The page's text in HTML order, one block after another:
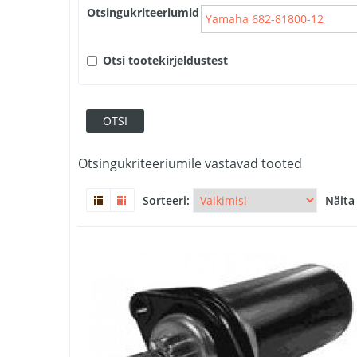
Otsingukriteeriumid
Otsi tootekirjeldustest
Otsingukriteeriumile vastavad tooted
Sorteeri: Näita